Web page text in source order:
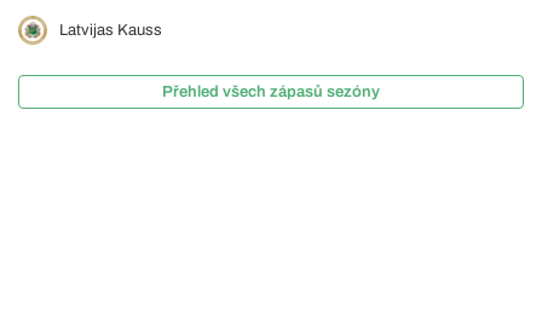
Latvijas Kauss
Přehled všech zápasů sezóny